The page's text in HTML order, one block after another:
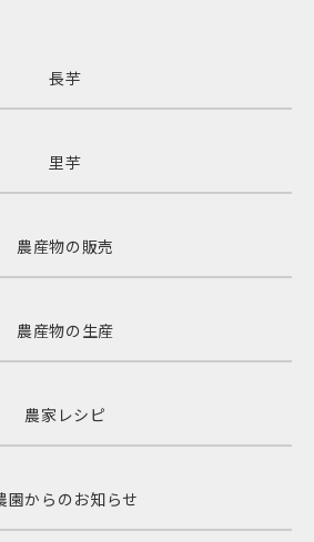
長芋
里芋
農産物の販売
農産物の生産
農家レシピ
園からのお知らせ